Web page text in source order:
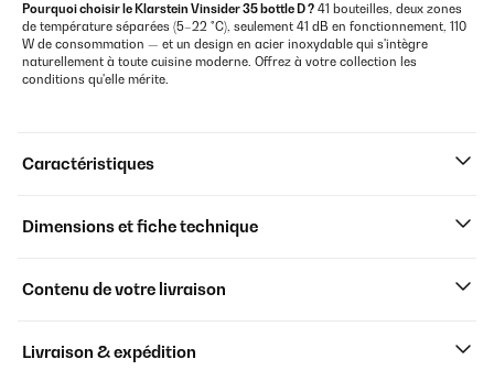
Pourquoi choisir le Klarstein Vinsider 35 bottle D ? 41 bouteilles, deux zones
de température séparées (5–22 °C), seulement 41 dB en fonctionnement, 110
W de consommation — et un design en acier inoxydable qui s'intègre
naturellement à toute cuisine moderne. Offrez à votre collection les
conditions qu'elle mérite.
Caractéristiques
Dimensions et fiche technique
Contenu de votre livraison
Livraison & expédition